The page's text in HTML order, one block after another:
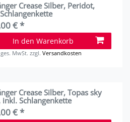
Crease Silber, Peridot,
€ *
In den Warenkorb
MwSt. zzgl.Versandkosten
Crease Silber, Topas sky
inkl. Schlangenkette
€ *